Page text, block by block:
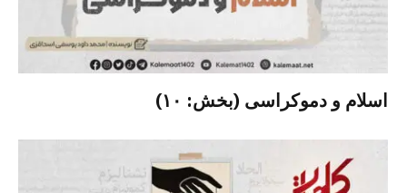
اسلام و دموکراسی (بخش: ۱۰)